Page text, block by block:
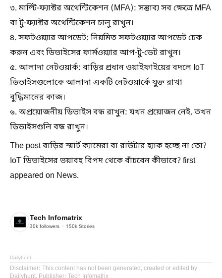
৩. মাল্টি-ফ্যাক্টর অথেন্টিকেশন (MFA): সম্ভাব্য সব ক্ষেত্রে MFA
বা টু-ফ্যাক্টর অথেন্টিকেশন চালু রাখুন।
৪. সফটওয়্যার আপডেট: নিয়মিত সফটওয়্যার আপডেট চেক
করুন এবং ডিভাইসের ফার্মওয়্যার আপ-টু-ডেট রাখুন।
৫. আলাদা নেটওয়ার্ক: বাড়ির প্রধান ওয়াইফাইয়ের বদলে IoT
ডিভাইসগুলোকে আলাদা একটি নেটওয়ার্কে যুক্ত রাখা
বুদ্ধিমানের কাজ।
৬. অপ্রয়োজনীয় ডিভাইস বন্ধ রাখুন: যখন প্রয়োজন নেই, তখন
ডিভাইসগুলি বন্ধ রাখুন।
The post বাড়ির স্মার্ট ক্যামেরা বা রাউটার হ্যাক হচ্ছে না তো?
IoT ডিভাইসের ভয়াবহ বিপদ থেকে বাঁচবেন কীভাবে? first
appeared on News.
Tech Infomatrix
30k followers 150k Stories
Dailyhunt
Disclaimer: This content has not been generated, created or edited by